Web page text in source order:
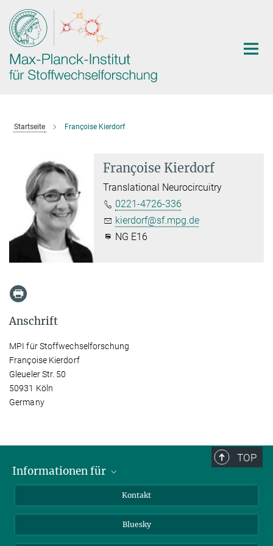
Hauptinhalt
Startseite Françoise Kierdorf
Françoise Kierdorf
Translational Neurocircuitry
0221-4726-336
kierdorf@sf.mpg.de
NG E16
Anschrift
MPI für Stoffwechselforschung
Françoise Kierdorf
Gleueler Str. 50
50931 Köln
Germany
TOP
Informationen für
Bewerbende
Forschende
Kontakt
Bluesky